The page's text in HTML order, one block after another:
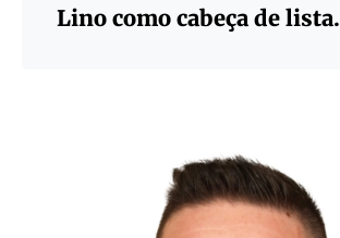
Lino como cabeça de lista.